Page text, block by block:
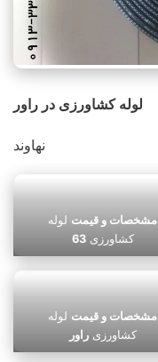
لوله کشاورزی در راور
نهاوند
مشخصات و قیمت لوله
کشاورزی63
مشخصات و قیمت لوله
کشاورزیراور